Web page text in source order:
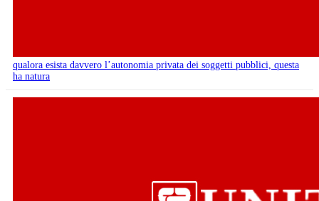
qualora esista davvero l’autonomia privata dei soggetti pubblici, questa
ha natura